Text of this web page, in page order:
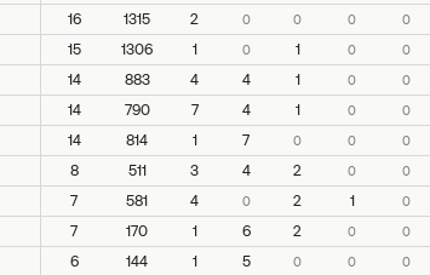
16 1315 2 0 0 0 0
15 1306 1 0 1 0 0
14 883 4 4 1 0 0
14 790 7 4 1 0 0
14 814 1 7 0 0 0
8 511 3 4 2 0 0
7 581 4 0 2 1 0
7 170 1 6 2 0 0
6 144 1 5 0 0 0